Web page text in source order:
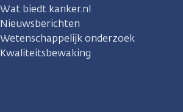
Wat biedt kanker.nl
Nieuwsberichten
Wetenschappelijk onderzoek
Kwaliteitsbewaking